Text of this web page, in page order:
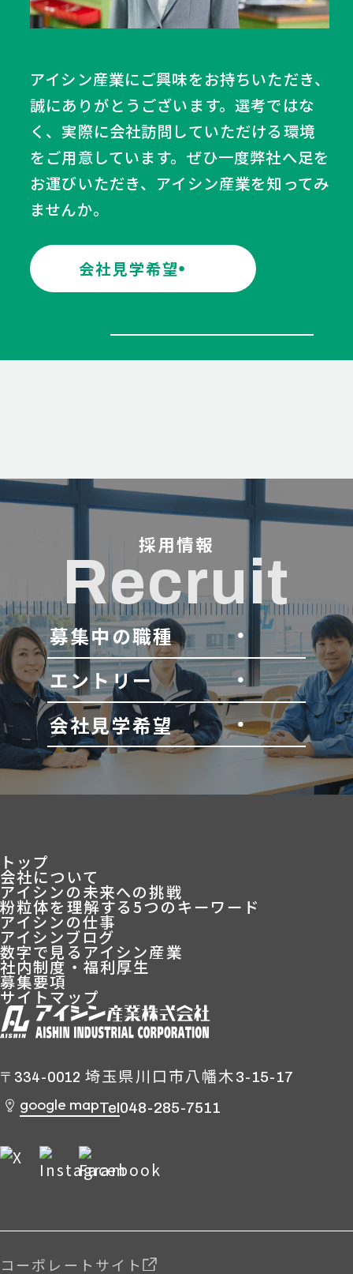
アイシン産業にご興味をお持ちいただき、
誠にありがとうございます。選考ではな
く、実際に会社訪問していただける環境
をご用意しています。ぜひ一度弊社へ足を
お運びいただき、アイシン産業を知ってみ
ませんか。
会社見学希望
採用情報
Recruit
募集中の職種
エントリー
会社見学希望
〒334-0012 埼玉県川口市八幡木3-15-17
google mapTel048-285-7511
トップ
会社について
アイシンの未来への挑戦
粉粒体を理解する5つのキーワード
アイシンの仕事
アイシンブログ
数字で見るアイシン産業
社内制度・福利厚生
募集要項
サイトマップ
コーポレートサイト